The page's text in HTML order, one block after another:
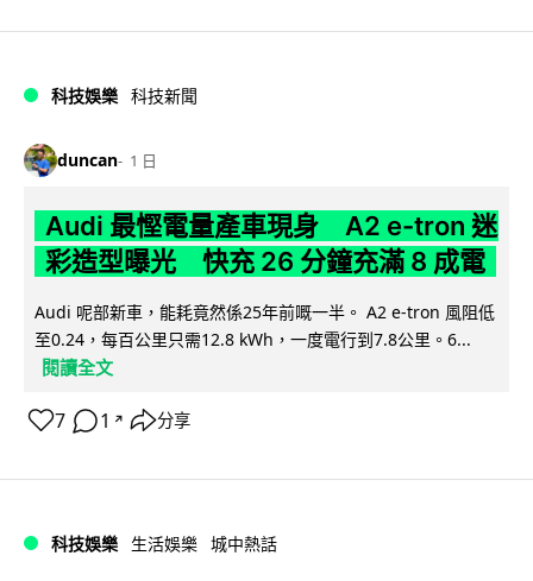
科技娛樂 科技新聞
duncan 1 日
Audi 最慳電量產車現身 A2 e-tron 迷
彩造型曝光 快充 26 分鐘充滿 8 成電
Audi 呢部新車，能耗竟然係25年前嘅一半。 A2 e-tron 風阻低
至0.24，每百公里只需12.8 kWh，一度電行到7.8公里。6...
閱讀全文
7 1 ↗ 分享
科技娛樂 生活娛樂 城中熱話